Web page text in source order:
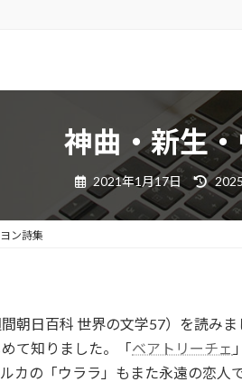
神曲・新生
2021年1月17日
最
終
更
新
日
ン詩集
朝日百科 世界の文学57）を読みま
て知りました。「ベアトリーチェ
カの「ウララ」もまた永遠の恋人